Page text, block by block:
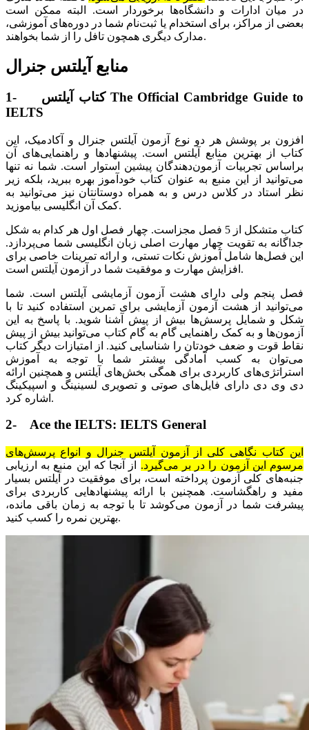
در میان ادارات و دانشگاه‌ها برخوردار است. البته ممکن است
بعضی از مراکز، برای استخدام یا ثبت‌نام شما در دوره‌های آموزشی،
مدارک دیگری همچون تافل را از شما بخواهند.
منابع آیلتس جنرال
1- کتاب آیلتس The Official Cambridge Guide to
IELTS
افزون بر پوشش هر دو نوع آزمون آیلتس جنرال و آکادمیک، این
کتاب از بهترین منابع آیلتس است. پیشنهادها و راهنمایی‌های آن
براساس تجربیات آزمون‌دهندگان پیشین استوار است. شما نه تنها
‌‌می‌توانید از این منبع به عنوان کتاب خودآموز بهره ببرید، بلکه زیر
نظر استاد در کلاس درس و به همراه دوستانتان نیز می‌توانید به
کمک آن انگلیسی بیاموزید.
کتاب متشکل از 5 فصل مجزاست. چهار فصل اول هر کدام به شکل
جداگانه به تقویت چهار مهارت اصلی زبان انگلیسی شما ‌‌می‌پردازد.
این فصل‌ها شامل آموزش نکات تستی، و ارائه تمرینات خاصی برای
افزایش مهارت و موفقیت شما در آزمون آیلتس است.
فصل پنجم ولی دارای هشت آزمون آزمایشی آیلتس است. شما
می‌توانید از هشت آزمون آزمایشی برای تمرین استفاده کنید تا با
شکل و شمایل پرسش‌ها بیش از پیش آشنا شوید. با پاسخ به این
آزمون‌ها و به کمک راهنمایی گام به گام کتاب می‌توانید بیش از پیش
نقاط قوت و ضعف خودتان را شناسایی کنید. از امتیازات دیگر کتاب
می‌توان به کسب آمادگی بیشتر شما با توجه به آموزش
استراتژی‌های کاربردی برای همگی بخش‌های آیلتس و همچنین ارائه
دی وی دی دارای فایل‌های صوتی و تصویری لسینینگ و اسپیکینگ
اشاره کرد.
2- Ace the IELTS: IELTS General
این کتاب نگاهی کلی از آزمون آیلتس جنرال و انواع پرسش‌های
مرسوم این آزمون را در بر می‌گیرد. از آنجا که این منبع به ارزیابی
جنبه‌های کلی آزمون پرداخته است، برای موفقیت در آیلتس بسیار
مفید و راهگشاست. همچنین با ارائه پیشنهادهایی کاربردی برای
پیشرفت شما در آزمون می‌کوشد تا با توجه به زمان باقی مانده،
بهترین نمره را کسب کنید.